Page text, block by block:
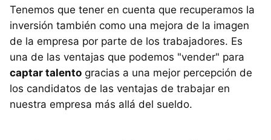
Tenemos que tener en cuenta que recuperamos la
inversión también como una mejora de la imagen
de la empresa por parte de los trabajadores. Es
una de las ventajas que podemos "vender" para
captar talento gracias a una mejor percepción de
los candidatos de las ventajas de trabajar en
nuestra empresa más allá del sueldo.